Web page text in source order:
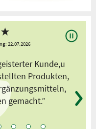
★
22.07.2026
Kunde,u
Produkten,
gemacht.”